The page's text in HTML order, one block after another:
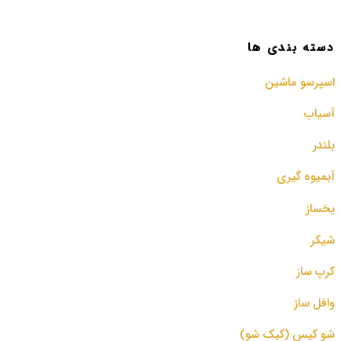
دسته بندی ها
اسپرسو‌ ماشین
آسیاب
بلندر
آبمیوه گیری
یخساز
شیکر
کرپ ساز
وافل ساز
شو کیس (کیک شو)